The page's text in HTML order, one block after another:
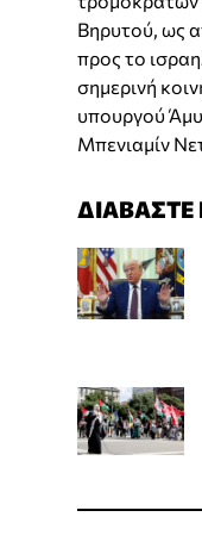
Βηρυτού, ως
προς το
σημερινή
υπουργού
Μπενιαμίν
ΔΙΑΒΑΣΤΕ